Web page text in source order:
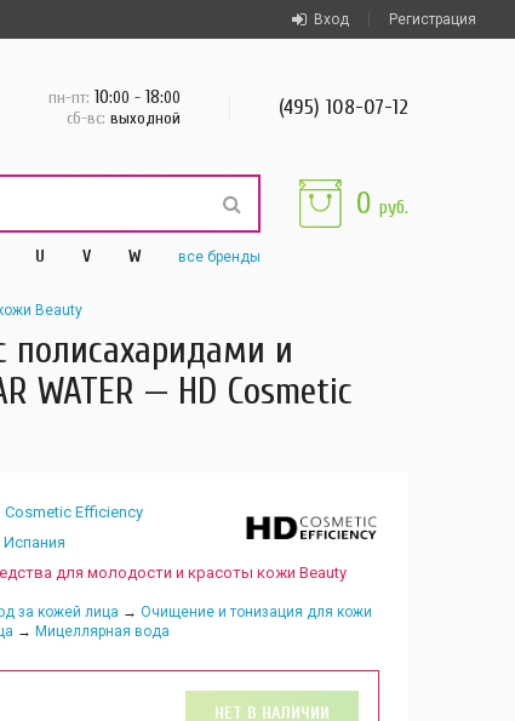
Вход Регистрация
пн-пт: 10:00 - 18:00
сб-вс: выходной (495) 108-07-12
U V W все бренды
0 руб.
Beauty
и
WATER — HD Cosmetic
Cosmetic Efficiency
Испания
для молодости и красоты кожи Beauty
за кожей лица → Очищение и тонизация для кожи
→ Мицеллярная вода
НЕТ В НАЛИЧИИ